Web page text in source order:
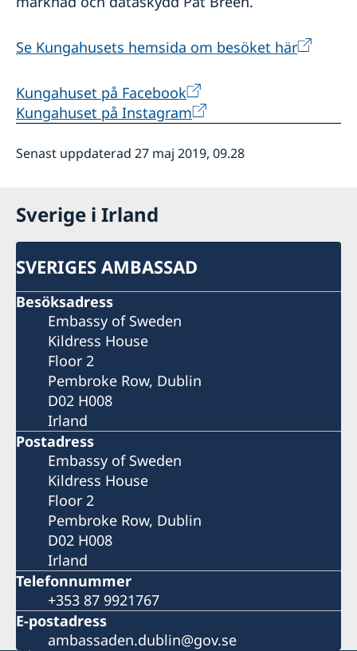
Se Kungahusets hemsida om besöket här
Kungahuset på Facebook
Kungahuset på Instagram
Senast uppdaterad 27 maj 2019, 09.28
Sverige i Irland
SVERIGES AMBASSAD
Besöksadress
Embassy of Sweden
Kildress House
Floor 2
Pembroke Row, Dublin
D02 H008
Irland
Postadress
Embassy of Sweden
Kildress House
Floor 2
Pembroke Row, Dublin
D02 H008
Irland
Telefonnummer
+353 87 9921767
E-postadress
ambassaden.dublin@gov.se